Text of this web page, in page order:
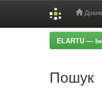
ELARTU —
Пошук